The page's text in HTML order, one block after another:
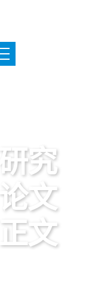
研究
论文
正文